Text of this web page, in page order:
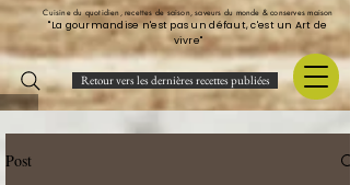
Cuisine du quotidien, recettes de saison, saveurs du monde & conserves maison
"La gourmandise n'est pas un défaut, c'est un Art de
vivre"
Retour vers les dernières recettes publiées
Post